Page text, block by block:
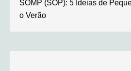
SOMP (SOP): 5 Ideias de
o Verão